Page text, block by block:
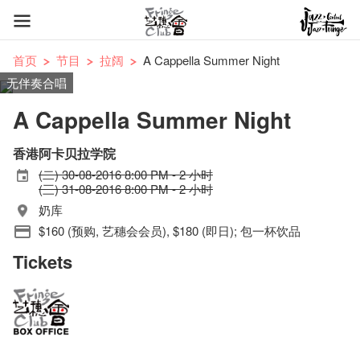
首页 节目 拉阔
A Cappella Summer Night
无伴奏合唱
A Cappella Summer Night
香港阿卡贝拉学院
(二) 30-08-2016 8:00 PM - 2 小时
(三) 31-08-2016 8:00 PM - 2 小时
奶库
$160 (预购, 艺穗会会员), $180 (即日); 包一杯饮品
Tickets